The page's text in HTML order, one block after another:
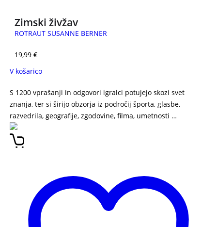
Zimski živžav
ROTRAUT SUSANNE BERNER
19,99 €
V košarico
S 1200 vprašanji in odgovori igralci potujejo skozi svet
znanja, ter si širijo obzorja iz področij športa, glasbe,
razvedrila, geografije, zgodovine, filma, umetnosti …